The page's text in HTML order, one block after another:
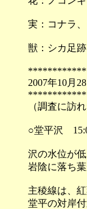
実：コナラ
獣：シカ足
2007年
（調査に訪
○堂平沢
沢の水位が
岩陰に落ち
主稜線は、
堂平の対岸